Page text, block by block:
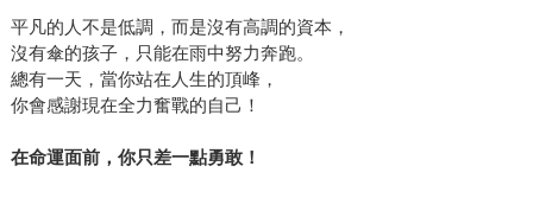
平凡的人不是低調，而是沒有高調的資本，
沒有傘的孩子，只能在雨中努力奔跑。
總有一天，當你站在人生的頂峰，
你會感謝現在全力奮戰的自己！
在命運面前，你只差一點勇敢！